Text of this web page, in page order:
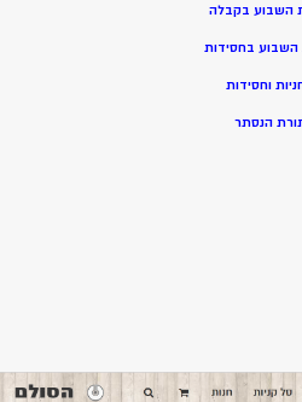
השבוע בקבלה
בחסידות
וחסידות
הנסתר